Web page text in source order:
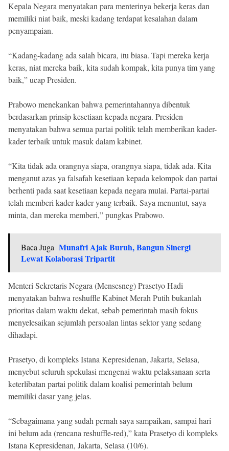
Kepala Negara menyatakan para menterinya bekerja keras dan
memiliki niat baik, meski kadang terdapat kesalahan dalam
penyampaian.
“Kadang-kadang ada salah bicara, itu biasa. Tapi mereka kerja
keras, niat mereka baik, kita sudah kompak, kita punya tim yang
baik,” ucap Presiden.
Prabowo menekankan bahwa pemerintahannya dibentuk
berdasarkan prinsip kesetiaan kepada negara. Presiden
menyatakan bahwa semua partai politik telah memberikan kader-
kader terbaik untuk masuk dalam kabinet.
“Kita tidak ada orangnya siapa, orangnya siapa, tidak ada. Kita
menganut azas ya falsafah kesetiaan kepada kelompok dan partai
berhenti pada saat kesetiaan kepada negara mulai. Partai-partai
telah memberi kader-kader yang terbaik. Saya menuntut, saya
minta, dan mereka memberi,” pungkas Prabowo.
Baca Juga Munafri Ajak Buruh, Bangun Sinergi
Lewat Kolaborasi Tripartit
Menteri Sekretaris Negara (Mensesneg) Prasetyo Hadi
menyatakan bahwa reshuffle Kabinet Merah Putih bukanlah
prioritas dalam waktu dekat, sebab pemerintah masih fokus
menyelesaikan sejumlah persoalan lintas sektor yang sedang
dihadapi.
Prasetyo, di kompleks Istana Kepresidenan, Jakarta, Selasa,
menyebut seluruh spekulasi mengenai waktu pelaksanaan serta
keterlibatan partai politik dalam koalisi pemerintah belum
memiliki dasar yang jelas.
“Sebagaimana yang sudah pernah saya sampaikan, sampai hari
ini belum ada (rencana reshuffle-red),” kata Prasetyo di kompleks
Istana Kepresidenan, Jakarta, Selasa (10/6).